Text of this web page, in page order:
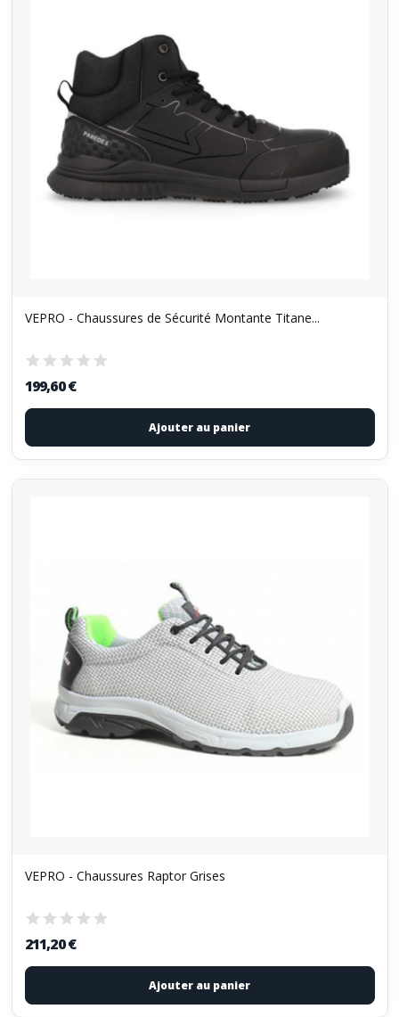
VEPRO - Chaussures de Sécurité Montante Titane...
199,60 €
Ajouter au panier
VEPRO - Chaussures Raptor Grises
211,20 €
Ajouter au panier